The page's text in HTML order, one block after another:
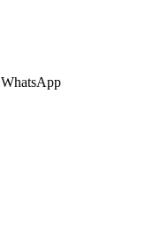
WhatsApp